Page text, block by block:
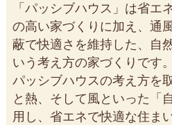
「パッシブハウス」は省エ
の高い家づくりに加え、通
蔽で快適さを維持した、自
いう考え方の家づくりです。
パッシブハウスの考え方を
と熱、そして風といった「
用し、省エネで快適な住ま